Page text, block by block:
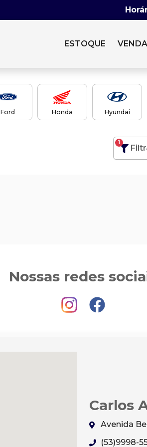
ESTOQUE
Ford Honda Hyundai
1
Nossas redes
Carlos
Avenida
(53)9998-